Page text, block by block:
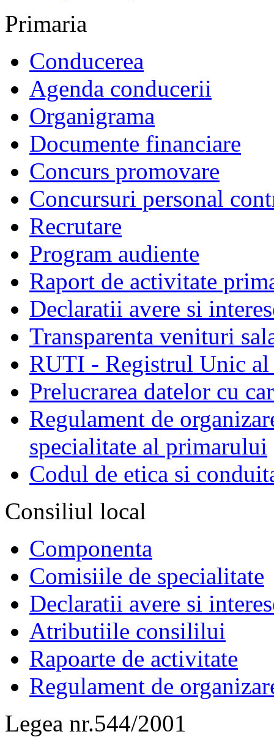
Primaria
Conducerea
Agenda conducerii
Organigrama
Documente financiare
Concurs promovare
Concursuri personal
Recrutare
Program audiente
Raport de activitate
Declaratii avere si
Transparenta venituri
RUTI - Registrul Unic al
Prelucrarea datelor cu
Regulament de
specialitate al primarului
Codul de etica si
Consiliul local
Componenta
Comisiile de specialitate
Declaratii avere si
Atributiile consililui
Rapoarte de activitate
Regulament de
Legea nr.544/2001